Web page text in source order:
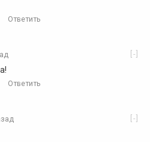
Ответить
[-]
Ответить
[-]